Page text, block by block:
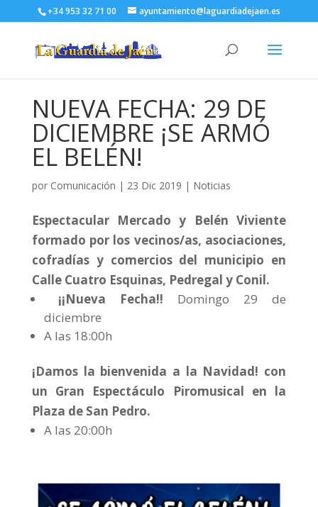
+34 953 32 71 00 ayuntamiento@laguardiadejaen.es
NUEVA FECHA: 29 DE
DICIEMBRE ¡SE ARMÓ
EL BELÉN!
por Comunicación | 23 Dic 2019 | Noticias
Espectacular Mercado y Belén Viviente
formado por los vecinos/as, asociaciones,
cofradías y comercios del municipio en
Calle Cuatro Esquinas, Pedregal y Conil.
¡¡Nueva Fecha!! Domingo 29 de
diciembre
A las 18:00h
¡Damos la bienvenida a la Navidad! con
un Gran Espectáculo Piromusical en la
Plaza de San Pedro.
A las 20:00h